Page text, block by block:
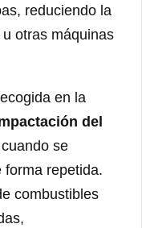
reduciendo la
otras máquinas
en la
del
se
forma repetida.
combustibles